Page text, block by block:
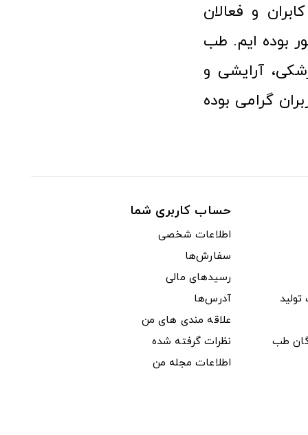
و فعالان
بوده ایم. طب
آرایشی و
گرامی بوده
طب
حساب کاربری شما
اطلاعات شخصی
سفارش‌ها
رسیدهای مالی
آدرس‌ها
علاقه مندی های من
نظرات گرفته شده
اطلاعات مجله من